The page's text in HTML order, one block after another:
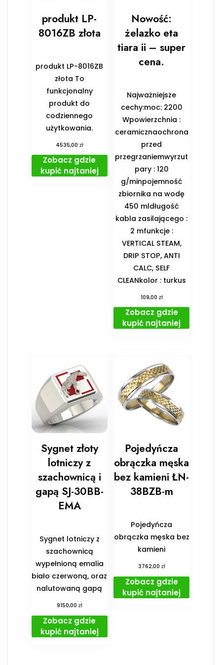
produkt LP-
8016ZB złota
produkt LP-8016ZB
złota To
funkcjonalny
produkt do
codziennego
użytkowania.
4535,00 zł
Zobacz gdzie
kupić najtaniej
Nowość:
żelazko eta
tiara ii – super
cena.
Najważniejsze
cechy:moc: 2200
Wpowierzchnia :
ceramicznaochrona
przed
przegrzaniemwyrzut
pary : 120
g/minpojemność
zbiornika na wodę
450 mldługość
kabla zasilającego :
2 mfunkcje :
VERTICAL STEAM,
DRIP STOP, ANTI
CALC, SELF
CLEANkolor : turkus
109,00 zł
Zobacz gdzie
kupić najtaniej
Sygnet złoty
lotniczy z
szachownicą i
gapą SJ-30BB-
EMA
Sygnet lotniczy z
szachownicą
wypełnioną emalia
biało czerwoną, oraz
nalutowaną gapą
9150,00 zł
Zobacz gdzie
kupić najtaniej
Pojedyńcza
obrączka męska
bez kamieni ŁN-
38BZB-m
Pojedyńcza
obrączka męska bez
kamieni
3762,00 zł
Zobacz gdzie
kupić najtaniej